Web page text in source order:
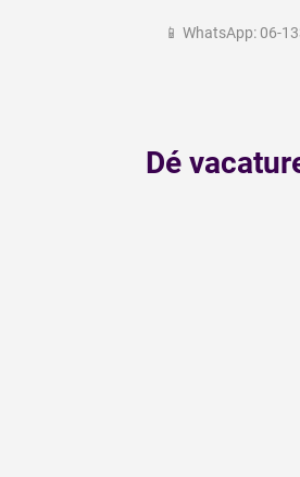
📱 WhatsApp: 06-
Dé